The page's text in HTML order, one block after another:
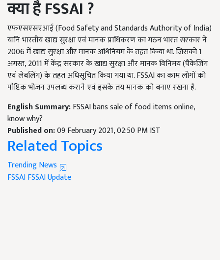
क्या हैFSSAI ?
एफएसएसएआई (Food Safety and Standards Authority of India)
यानि भारतीय खाद्य सुरक्षा एवं मानक प्राधिकरण का गठन भारत सरकार ने
2006 में खाद्य सुरक्षा और मानक अधिनियम के तहत किया था. जिसको 1
अगस्त, 2011 में केंद्र सरकार के खाद्य सुरक्षा और मानक विनिमय (पैकेजिंग
एवं लेबलिंग) के तहत अधिसूचित किया गया था. FSSAI का काम लोगों को
पौष्टिक भोजन उपलब्ध कराने एवं इसके तय मानक को बनाए रखना है.
English Summary:FSSAI bans sale of food items online,
know why?
Published on:09 February 2021, 02:50 PM IST
Related Topics
Trending News
FSSAIFSSAI Update